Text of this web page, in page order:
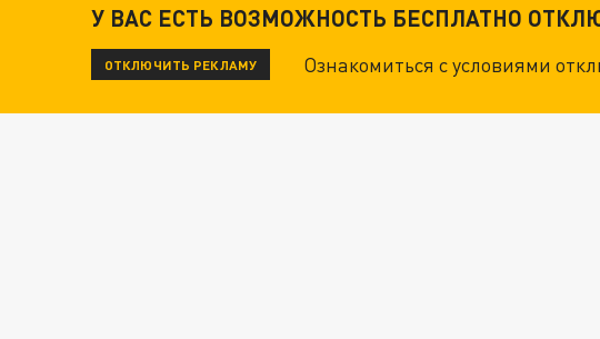
ВОТ ЭТО ТРИЛЛЕР! ТАЙНА УДАРА УКРАИНЫ ПО
У ВАС ЕСТЬ ВОЗМОЖНОСТЬ БЕСПЛАТНО
ОТКЛЮЧИТЬ РЕКЛАМУ Ознакомиться с условиями